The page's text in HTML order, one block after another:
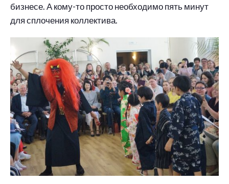
бизнесе. А кому-то просто необходимо пять минут
для сплочения коллектива.